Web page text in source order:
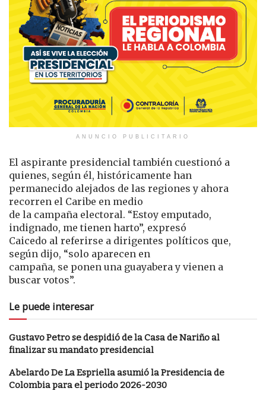
ANUNCIO PUBLICITARIO
El aspirante presidencial también cuestionó a
quienes, según él, históricamente han
permanecido alejados de las regiones y ahora
recorren el Caribe en medio
de la campaña electoral. “Estoy emputado,
indignado, me tienen harto”, expresó
Caicedo al referirse a dirigentes políticos que,
según dijo, “solo aparecen en
campaña, se ponen una guayabera y vienen a
buscar votos”.
Le puede interesar
Gustavo Petro se despidió de la Casa de Nariño al
finalizar su mandato presidencial
Abelardo De La Espriella asumió la Presidencia de
Colombia para el periodo 2026-2030